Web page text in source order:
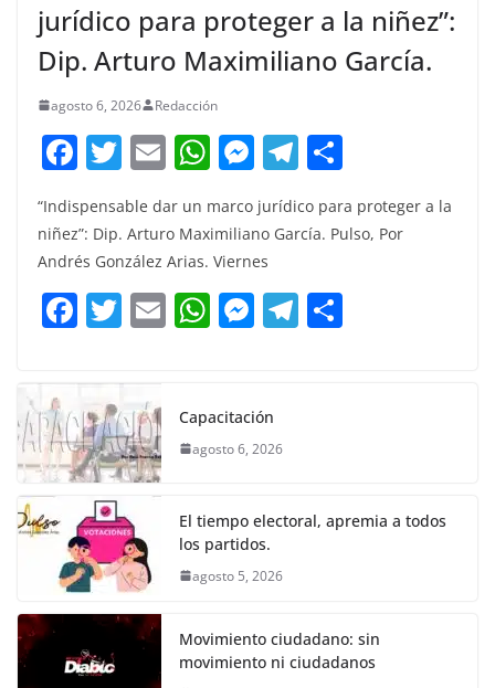
jurídico para proteger a la niñez”:
Dip. Arturo Maximiliano García.
agosto 6, 2026 Redacción
F
c
e
b
o
k
T
w
itt
er
E
ai
l
W
at
s
A
p
M
e
ss
e
n
g
T
e
a
m
m
“Indispensable dar un marco jurídico para proteger a la
niñez”: Dip. Arturo Maximiliano García. Pulso, Por
Andrés González Arias. Viernes
F
c
e
b
o
o
k
T
itt
er
E W
s
A
p
M
e
n
er
T
Capacitación
agosto 6, 2026
El tiempo electoral, apremia a todos
los partidos.
agosto 5, 2026
Movimiento ciudadano: sin
movimiento ni ciudadanos